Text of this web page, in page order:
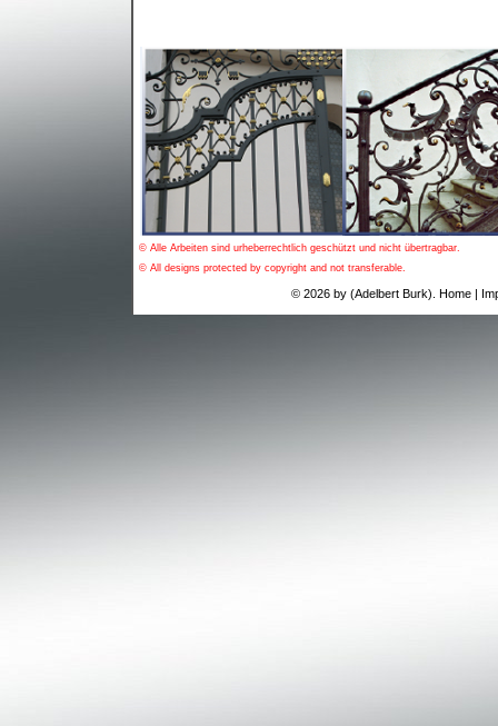
© Alle Arbeiten sind urheberrechtlich geschützt und nicht übertragbar.
© All designs protected by copyright and not transferable.
© 2026 by (Adelbert Burk). Home|